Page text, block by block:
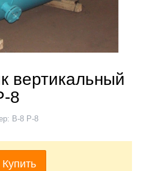
вертикальный
8
В-8 P-8
Купить